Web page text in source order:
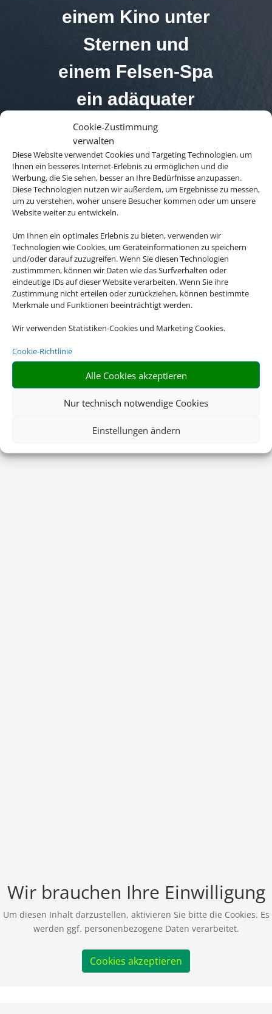
Cookie-Zustimmung
verwalten
Diese Website verwendet Cookies und Targeting Technologien, um
Ihnen ein besseres Internet-Erlebnis zu ermöglichen und die
Werbung, die Sie sehen, besser an Ihre Bedürfnisse anzupassen.
Diese Technologien nutzen wir außerdem, um Ergebnisse zu messen,
um zu verstehen, woher unsere Besucher kommen oder um unsere
Website weiter zu entwickeln.
Um Ihnen ein optimales Erlebnis zu bieten, verwenden wir
Technologien wie Cookies, um Geräteinformationen zu speichern
und/oder darauf zuzugreifen. Wenn Sie diesen Technologien
zustimmmen, können wir Daten wie das Surfverhalten oder
eindeutige IDs auf dieser Website verarbeiten. Wenn Sie ihre
Zustimmung nicht erteilen oder zurückziehen, können bestimmte
Merkmale und Funktionen beeinträchtigt werden.
Wir verwenden Statistiken-Cookies und Marketing Cookies.
Cookie-Richtlinie
Alle Cookies akzeptieren
Nur technisch notwendige Cookies
Einstellungen ändern
einem Kino unter
Sternen und
einem Felsen-Spa
ein adäquater
Name.
Wir brauchen Ihre Einwilligung
Um diesen Inhalt darzustellen, aktivieren Sie bitte die Cookies. Es
werden ggf. personenbezogene Daten verarbeitet.
Cookies akzeptieren